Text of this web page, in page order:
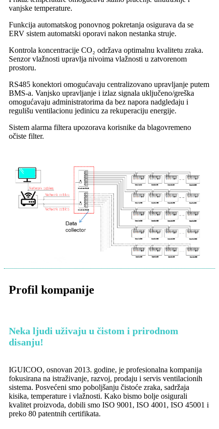
vanjske temperature.
Funkcija automatskog ponovnog pokretanja osigurava da se
ERV sistem automatski oporavi nakon nestanka struje.
Kontrola koncentracije CO₂ održava optimalnu kvalitetu zraka.
Senzor vlažnosti upravlja nivoima vlažnosti u zatvorenom
prostoru.
RS485 konektori omogućavaju centralizovano upravljanje putem
BMS-a. Vanjsko upravljanje i izlaz signala uključeno/greška
omogućavaju administratorima da bez napora nadgledaju i
regulišu ventilacionu jedinicu za rekuperaciju energije.
Sistem alarma filtera upozorava korisnike da blagovremeno
očiste filter.
Profil kompanije
Neka ljudi uživaju u čistom i prirodnom
disanju!
IGUICOO, osnovan 2013. godine, je profesionalna kompanija
fokusirana na istraživanje, razvoj, prodaju i servis ventilacionih
sistema. Posvećeni smo poboljšanju čistoće zraka, sadržaja
kisika, temperature i vlažnosti. Kako bismo bolje osigurali
kvalitet proizvoda, dobili smo ISO 9001, ISO 4001, ISO 45001 i
preko 80 patentnih certifikata.